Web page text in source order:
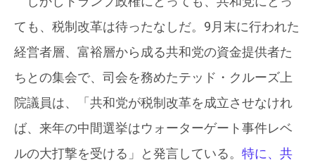
ても、税制改革は待ったなしだ。9月末に行われた
経営者層、富裕層から成る共和党の資金提供者た
ちとの集会で、司会を務めたテッド・クルーズ上
院議員は、「共和党が税制改革を成立させなけれ
ば、来年の中間選挙はウォーターゲート事件レベ
ルの大打撃を受ける」と発言している。 特に、共